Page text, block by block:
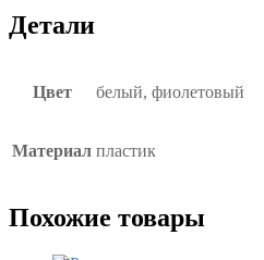
Детали
Цвет белый, фиолетовый
Материал пластик
Похожие товары